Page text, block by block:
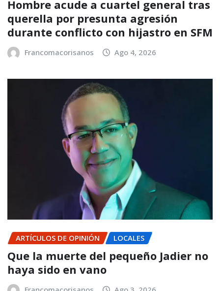
Hombre acude a cuartel general tras
querella por presunta agresión
durante conflicto con hijastro en SFM
Francomacorisanos Ago 4, 2026
ARTÍCULOS DE OPINIÓN LOCALES
Que la muerte del pequeño Jadier no
haya sido en vano